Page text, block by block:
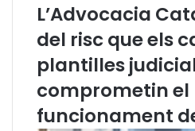
a
c
i
a
C
a
a
c
i
a
a
L’Advocacia
del risc que els
plantilles
comprometin el
funcionament